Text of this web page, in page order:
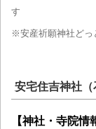
す
※安産祈願神社どっ
安宅住吉神社（
【神社・寺院情